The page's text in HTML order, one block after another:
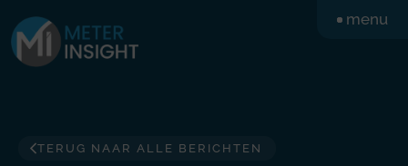
naar
de
menu
TERUG NAAR ALLE BERICHTEN